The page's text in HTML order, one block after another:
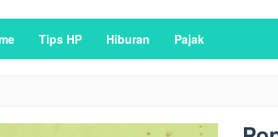
Tips HP Hiburan Pajak